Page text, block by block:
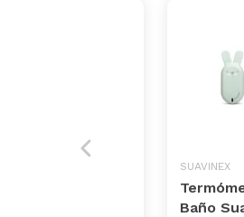
SUAVINEX
Baño